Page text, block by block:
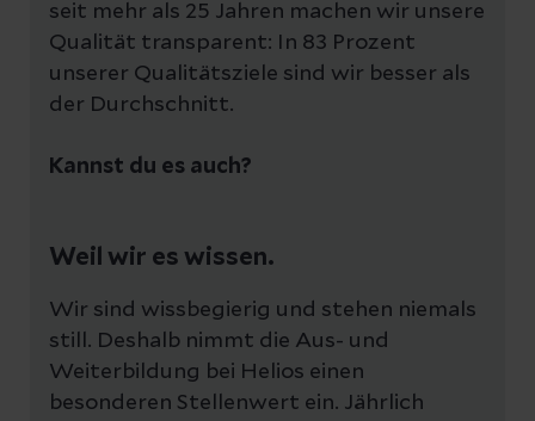
seit mehr als 25 Jahren machen wir unsere
Qualität transparent: In 83 Prozent
unserer Qualitätsziele sind wir besser als
der Durchschnitt.
Kannst du es auch?
Weil wir es wissen.
Wir sind wissbegierig und stehen niemals
still. Deshalb nimmt die Aus- und
Weiterbildung bei Helios einen
besonderen Stellenwert ein. Jährlich